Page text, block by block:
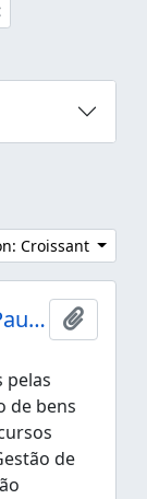
Croissant
Unesp - Universidade Estadual Paulista "Júlio de Mesquita Filho"
Ajouter
pelas
de bens
de